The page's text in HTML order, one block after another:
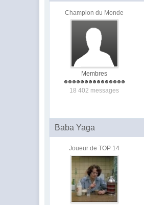
Champion du Monde
Membres
18 402 messages
Baba Yaga
Joueur de TOP 14